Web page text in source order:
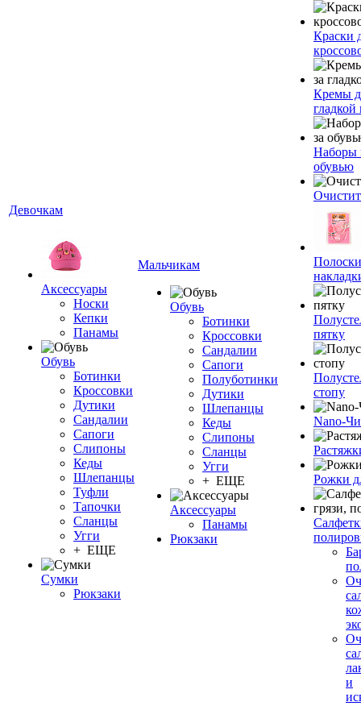
Девочкам
Аксессуары
Носки
Кепки
Панамы
Обувь
Ботинки
Кроссовки
Дутики
Сандалии
Сапоги
Слипоны
Кеды
Шлепанцы
Туфли
Тапочки
Сланцы
Угги
+ ЕЩЕ
Сумки
Рюкзаки
Мальчикам
Обувь
Ботинки
Кроссовки
Сандалии
Сапоги
Полуботинки
Дутики
Шлепанцы
Кеды
Слипоны
Сланцы
Угги
+ ЕЩЕ
Аксессуары
Панамы
Рюкзаки
Краски
Кремы
гладкой
Наборы
обувью
пятку
стопу
Nano-
Рожки
и